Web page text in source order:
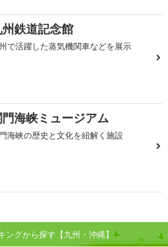
鉄道記念館
で活躍した蒸気機関車などを展示
海峡ミュージアム
海峡の歴史と文化を紐解く施設
ングから探す【九州・沖縄】